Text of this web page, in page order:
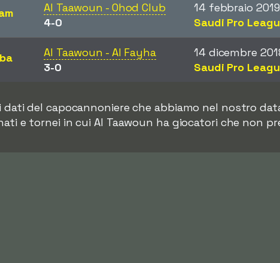
Al Taawoun - Ohod Club
4-0
14 febbraio 2019
Saudi Pro
Al Taawoun - Al Fayha
3-0
14 dicembre
Saudi Pro
del capocannoniere che abbiamo nel nostro
e tornei in cui Al Taawoun ha giocatori che non